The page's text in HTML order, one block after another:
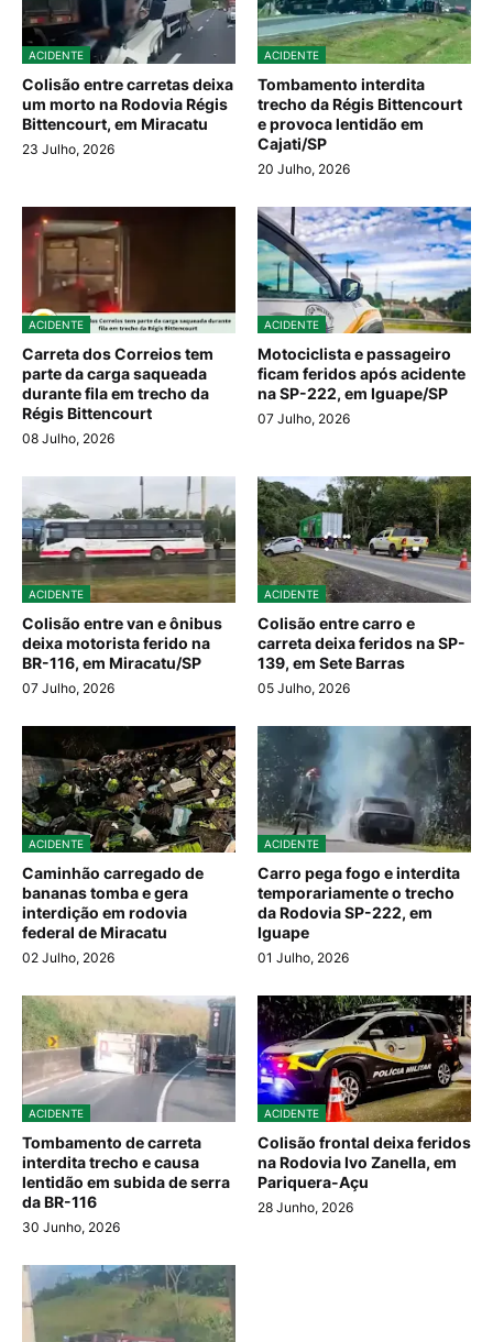
ACIDENTE
Colisão entre carretas deixa
um morto na Rodovia Régis
Bittencourt, em Miracatu
23 Julho, 2026
ACIDENTE
Tombamento interdita
trecho da Régis Bittencourt
e provoca lentidão em
Cajati/SP
20 Julho, 2026
ACIDENTE
Carreta dos Correios tem
parte da carga saqueada
durante fila em trecho da
Régis Bittencourt
08 Julho, 2026
ACIDENTE
Motociclista e passageiro
ficam feridos após acidente
na SP-222, em Iguape/SP
07 Julho, 2026
ACIDENTE
Colisão entre van e ônibus
deixa motorista ferido na
BR-116, em Miracatu/SP
07 Julho, 2026
ACIDENTE
Colisão entre carro e
carreta deixa feridos na SP-
139, em Sete Barras
05 Julho, 2026
ACIDENTE
Caminhão carregado de
bananas tomba e gera
interdição em rodovia
federal de Miracatu
02 Julho, 2026
ACIDENTE
Carro pega fogo e interdita
temporariamente o trecho
da Rodovia SP-222, em
Iguape
01 Julho, 2026
ACIDENTE
Tombamento de carreta
interdita trecho e causa
lentidão em subida de serra
da BR-116
30 Junho, 2026
ACIDENTE
Colisão frontal deixa feridos
na Rodovia Ivo Zanella, em
Pariquera-Açu
28 Junho, 2026